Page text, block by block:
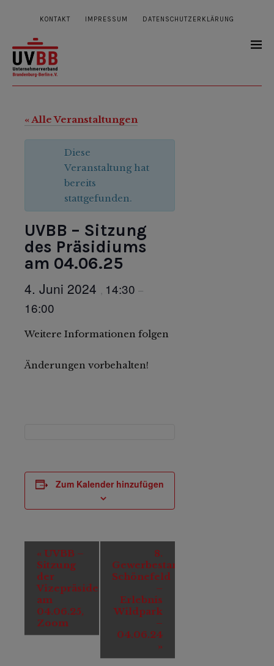
KONTAKT IMPRESSUM DATENSCHUTZERKLÄRUNG
« Alle Veranstaltungen
Diese
Veranstaltung hat
bereits
stattgefunden.
UVBB – Sitzung
des Präsidiums
am 04.06.25
4. Juni 2024 , 14:30 –
16:00
Weitere Informationen folgen
Änderungen vorbehalten!
Zum Kalender hinzufügen
Veranstaltung-
Navigation
« UVBB –
Sitzung
der
Vizepräsidenten
am
04.06.25,
Zoom
8.
Gewerbestammtisch
Schönefeld
–
Erlebnis
Wildpark
–
04.06.24
»